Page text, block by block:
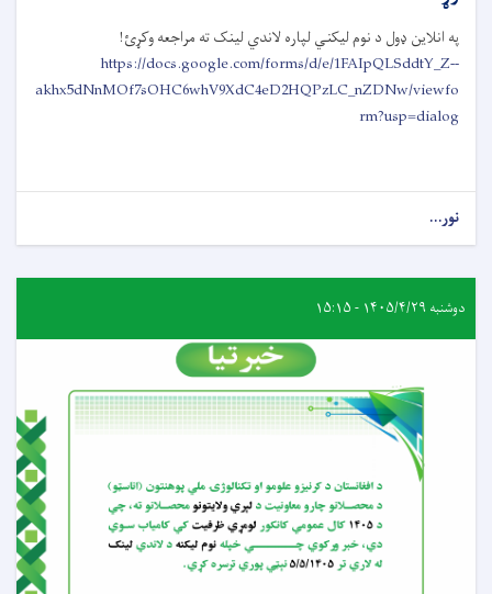
په انلاین ډول د نوم لیکني لپاره لاندي لینک ته مراجعه وکړئ!
https://docs.google.com/forms/d/e/1FAIpQLSddtY_Z--
akhx5dNnMOf7sOHC6whV9XdC4eD2HQPzLC_nZDNw/viewfo
rm?usp=dialog
نور...
دوشنبه ۱۴۰۵/۴/۲۹ - ۱۵:۱۵